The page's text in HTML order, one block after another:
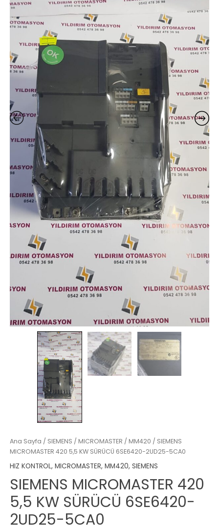
Ana Sayfa / SIEMENS / MICROMASTER / MM420 / SIEMENS
MICROMASTER 420 5,5 KW SÜRÜCÜ 6SE6420-2UD25-5CA0
HIZ KONTROL, MICROMASTER, MM420, SIEMENS
SIEMENS MICROMASTER 420
5,5 KW SÜRÜCÜ 6SE6420-
2UD25-5CA0